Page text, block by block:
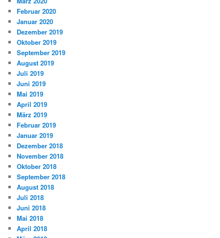
Februar 2020
Januar 2020
Dezember 2019
Oktober 2019
September 2019
August 2019
Juli 2019
Juni 2019
Mai 2019
April 2019
März 2019
Februar 2019
Januar 2019
Dezember 2018
November 2018
Oktober 2018
September 2018
August 2018
Juli 2018
Juni 2018
Mai 2018
April 2018